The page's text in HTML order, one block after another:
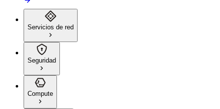
Servicios de red
Seguridad
Compute